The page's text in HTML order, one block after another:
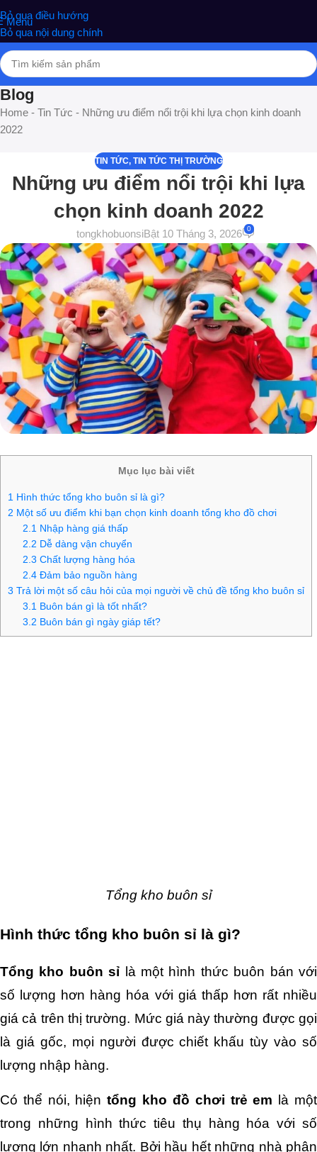
Bỏ qua điều hướng
Bỏ qua nội dung chính
nghiệm phân phối Quà tặng hottrend, gia dụng, đồ chơi, văn phòng
phẩm
Menu
Blog
Home - Tin Tức - Những ưu điểm nổi trội khi lựa chọn kinh doanh
2022
TIN TỨC, TIN TỨC THỊ TRƯỜNG
Những ưu điểm nổi trội khi lựa
chọn kinh doanh 2022
tongkhobuonsiBật 10 Tháng 3, 2026 0
Mục lục bài viết
1 Hình thức tổng kho buôn sỉ là gì?
2 Một số ưu điểm khi bạn chọn kinh doanh tổng kho đồ chơi
2.1 Nhập hàng giá thấp
2.2 Dễ dàng vận chuyển
2.3 Chất lượng hàng hóa
2.4 Đảm bảo nguồn hàng
3 Trả lời một số câu hỏi của mọi người về chủ đề tổng kho buôn sỉ
3.1 Buôn bán gì là tốt nhất?
3.2 Buôn bán gì ngày giáp tết?
Tổng kho buôn sỉ
Hình thức tổng kho buôn sỉ là gì?
Tổng kho buôn sỉ là một hình thức buôn bán với
số lượng hơn hàng hóa với giá thấp hơn rất nhiều
giá cả trên thị trường. Mức giá này thường được gọi
là giá gốc, mọi người được chiết khấu tùy vào số
lượng nhập hàng.
Có thể nói, hiện tổng kho đồ chơi trẻ em
là một
trong những hình thức tiêu thụ hàng hóa với số
lượng lớn nhanh nhất. Bởi hầu hết những nhà phân